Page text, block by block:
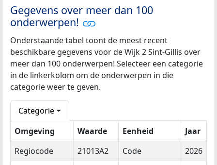
Gegevens over meer dan 100
onderwerpen!
Onderstaande tabel toont de meest recent
beschikbare gegevens voor de Wijk 2 Sint-Gillis over
meer dan 100 onderwerpen! Selecteer een categorie
in de linkerkolom om de onderwerpen in die
categorie weer te geven.
Categorie
Omgeving
Waarde Eenheid
Jaar
Regiocode
21013A2 Code
2026